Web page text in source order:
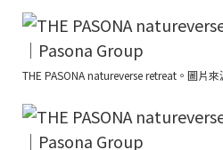
THE PASONA natureverse retreat。圖片